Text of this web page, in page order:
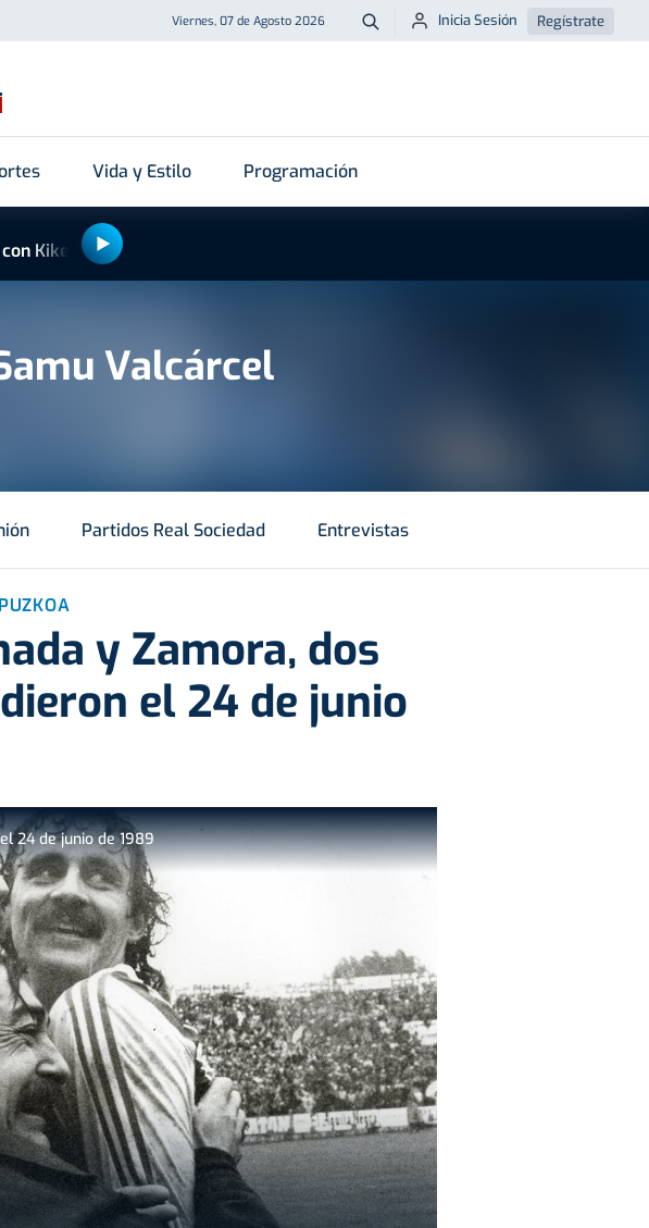
Viernes, 07 de Agosto 2026 Buscar
Inicia Sesión Regístrate
Vida y Estilo Programación
Kike Alonso
Valcárcel
Partidos Real Sociedad Entrevistas
y Zamora, dos
el 24 de junio
24 de junio de 1989